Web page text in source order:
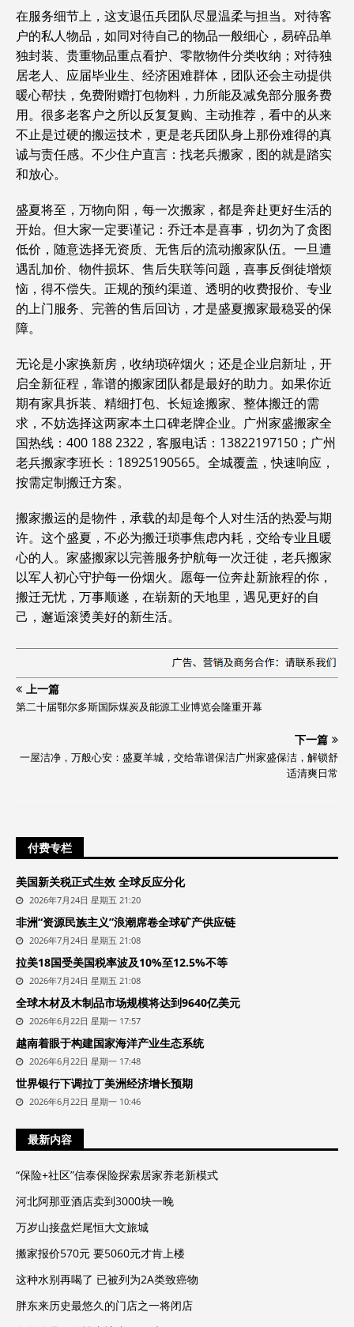
在服务细节上，这支退伍兵团队尽显温柔与担当。对待客
户的私人物品，如同对待自己的物品一般细心，易碎品单
独封装、贵重物品重点看护、零散物件分类收纳；对待独
居老人、应届毕业生、经济困难群体，团队还会主动提供
暖心帮扶，免费附赠打包物料，力所能及减免部分服务费
用。很多老客户之所以反复复购、主动推荐，看中的从来
不止是过硬的搬运技术，更是老兵团队身上那份难得的真
诚与责任感。不少住户直言：找老兵搬家，图的就是踏实
和放心。
盛夏将至，万物向阳，每一次搬家，都是奔赴更好生活的
开始。但大家一定要谨记：乔迁本是喜事，切勿为了贪图
低价，随意选择无资质、无售后的流动搬家队伍。一旦遭
遇乱加价、物件损坏、售后失联等问题，喜事反倒徒增烦
恼，得不偿失。正规的预约渠道、透明的收费报价、专业
的上门服务、完善的售后回访，才是盛夏搬家最稳妥的保
障。
无论是小家换新房，收纳琐碎烟火；还是企业启新址，开
启全新征程，靠谱的搬家团队都是最好的助力。如果你近
期有家具拆装、精细打包、长短途搬家、整体搬迁的需
求，不妨选择这两家本土口碑老牌企业。广州家盛搬家全
国热线：400 188 2322，客服电话 ：13822197150；广州
老兵搬家李班长：18925190565。全城覆盖，快速响应，
按需定制搬迁方案。
搬家搬运的是物件，承载的却是每个人对生活的热爱与期
许。这个盛夏，不必为搬迁琐事焦虑内耗，交给专业且暖
心的人。家盛搬家以完善服务护航每一次迁徙，老兵搬家
以军人初心守护每一份烟火。愿每一位奔赴新旅程的你，
搬迁无忧，万事顺遂，在崭新的天地里，遇见更好的自
己，邂逅滚烫美好的新生活。
上一篇
第二十届鄂尔多斯国际煤炭及能源工业博览会隆重开幕
下一篇
一屋洁净，万般心安：盛夏羊城，交给靠谱保洁广州家盛保洁，解锁舒
适清爽日常
付费专栏
美国新关税正式生效 全球反应分化
2026年7月24日 星期五 21:20
非洲“资源民族主义”浪潮席卷全球矿产供应链
2026年7月24日 星期五 21:08
拉美18国受美国税率波及10%至12.5%不等
2026年7月24日 星期五 21:08
全球木材及木制品市场规模将达到9640亿美元
2026年6月22日 星期一 17:57
越南着眼于构建国家海洋产业生态系统
2026年6月22日 星期一 17:48
世界银行下调拉丁美洲经济增长预期
2026年6月22日 星期一 10:46
最新内容
“保险+社区”信泰保险探索居家养老新模式
河北阿那亚酒店卖到3000块一晚
万岁山接盘烂尾恒大文旅城
搬家报价570元 要5060元才肯上楼
这种水别再喝了 已被列为2A类致癌物
胖东来历史最悠久的门店之一将闭店